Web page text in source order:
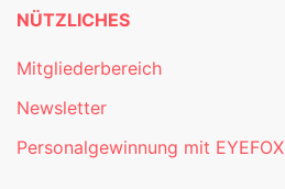
NÜTZLICHES
Mitgliederbereich
Newsletter
Personalgewinnung mit EYEFOX